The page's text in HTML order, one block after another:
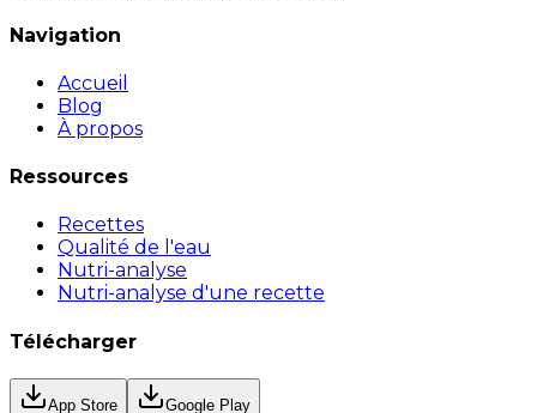
Navigation
Accueil
Blog
À propos
Ressources
Recettes
Qualité de l'eau
Nutri-analyse
Nutri-analyse d'une recette
Télécharger
App Store Google Play